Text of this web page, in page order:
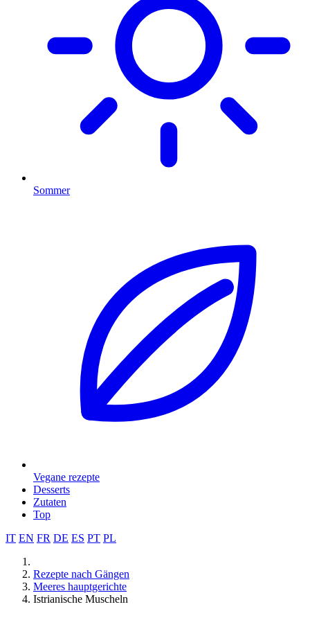
Sommer
Vegane rezepte
Desserts
Zutaten
Top
IT EN FR DE ES PT PL
Rezepte nach Gängen
Meeres hauptgerichte
Istrianische Muscheln